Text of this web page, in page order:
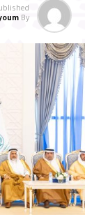
وأشاد سمو
الرشيدة -
الدعم أسهم في
انعكس على
الدولي،
الأحساء
الرحلات،
مكانة
By